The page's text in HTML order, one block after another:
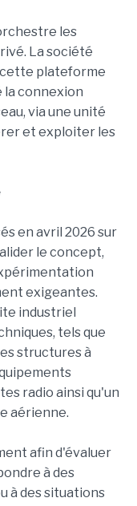
les
La société
plateforme
la connexion
via une unité
et exploiter les
en avril 2026 sur
le concept,
exigeantes.
industriel
tels que
structures à
radio ainsi qu'un
aérienne.
afin d'évaluer
à des
à des situations